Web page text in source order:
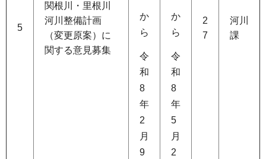
5
関根川・里根川
河川整備計画
（変更原案）に
関する意見募集
か
ら
令
和
8
年
2
月
9
か
ら
令
和
8
年
5
月
2
2
7
河川
課